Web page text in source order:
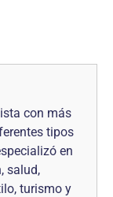
con más
tipos
en
salud,
turismo y